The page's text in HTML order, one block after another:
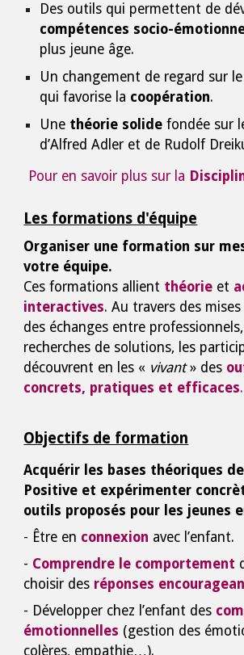
Des outils qui permettent de
compétences socio-
plus jeune âge.
Un changement de regard sur le
qui favorise la coopération.
Une théorie solide fondée sur
d’Alfred Adler et de Rudolf
Pour en savoir plus sur la
Les formations d'équipe
Organiser une formation sur
votre équipe.
Ces formations allient théorie et
interactives. Au travers des
des échanges entre
recherches de solutions, les
découvrent en les « vivant» des
concrets, pratiques et efficaces.
Objectifs de formation
Acquérir les bases théoriques
Positive et expérimenter
outils proposés pour les jeunes
- Être en connexion avec l’enfant.
- Comprendre le comportement
choisir des réponses
- Développer chez l’enfant des
émotionnelles (gestion des
colères, empathie…).